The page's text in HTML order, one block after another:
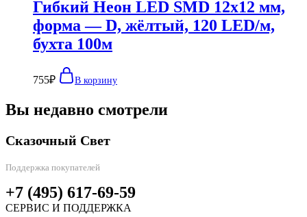
Гибкий Неон LED SMD 12х12 мм,
форма — D, жёлтый, 120 LED/м,
бухта 100м
755₽ В корзину
Вы недавно смотрели
Сказочный Свет
Поддержка покупателей
+7 (495) 617-69-59
СЕРВИС И ПОДДЕРЖКА